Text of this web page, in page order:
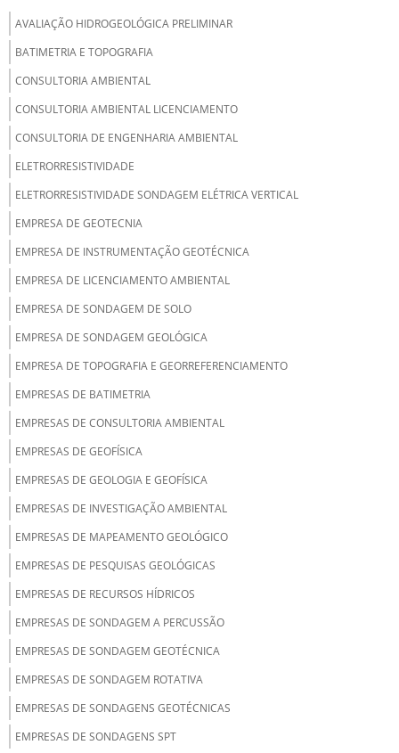
AVALIAÇÃO HIDROGEOLÓGICA PRELIMINAR
BATIMETRIA E TOPOGRAFIA
CONSULTORIA AMBIENTAL
CONSULTORIA AMBIENTAL LICENCIAMENTO
CONSULTORIA DE ENGENHARIA AMBIENTAL
ELETRORRESISTIVIDADE
ELETRORRESISTIVIDADE SONDAGEM ELÉTRICA VERTICAL
EMPRESA DE GEOTECNIA
EMPRESA DE INSTRUMENTAÇÃO GEOTÉCNICA
EMPRESA DE LICENCIAMENTO AMBIENTAL
EMPRESA DE SONDAGEM DE SOLO
EMPRESA DE SONDAGEM GEOLÓGICA
EMPRESA DE TOPOGRAFIA E GEORREFERENCIAMENTO
EMPRESAS DE BATIMETRIA
EMPRESAS DE CONSULTORIA AMBIENTAL
EMPRESAS DE GEOFÍSICA
EMPRESAS DE GEOLOGIA E GEOFÍSICA
EMPRESAS DE INVESTIGAÇÃO AMBIENTAL
EMPRESAS DE MAPEAMENTO GEOLÓGICO
EMPRESAS DE PESQUISAS GEOLÓGICAS
EMPRESAS DE RECURSOS HÍDRICOS
EMPRESAS DE SONDAGEM A PERCUSSÃO
EMPRESAS DE SONDAGEM GEOTÉCNICA
EMPRESAS DE SONDAGEM ROTATIVA
EMPRESAS DE SONDAGENS GEOTÉCNICAS
EMPRESAS DE SONDAGENS SPT